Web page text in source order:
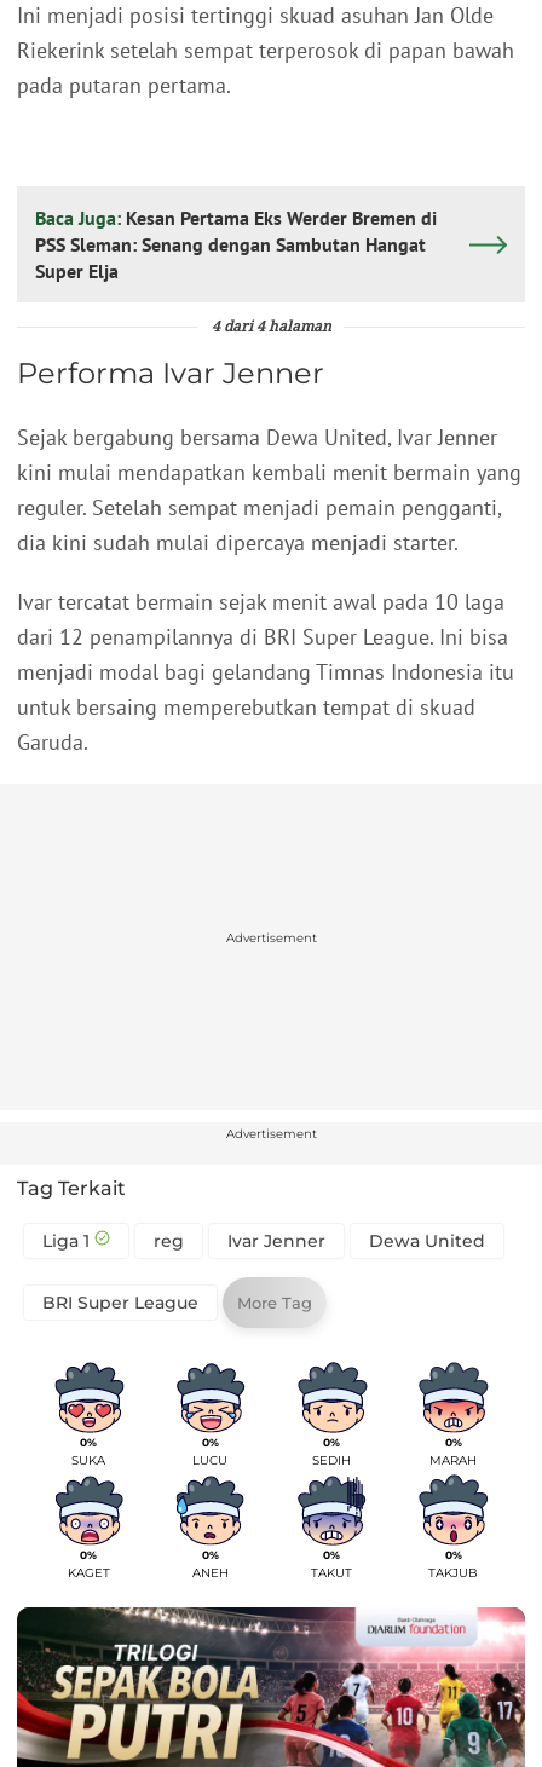
Ini menjadi posisi tertinggi skuad asuhan Jan Olde
Riekerink setelah sempat terperosok di papan bawah
pada putaran pertama.
Baca Juga: Kesan Pertama Eks Werder Bremen di
PSS Sleman: Senang dengan Sambutan Hangat
Super Elja
4 dari 4 halaman
Performa Ivar Jenner
Sejak bergabung bersama Dewa United, Ivar Jenner
kini mulai mendapatkan kembali menit bermain yang
reguler. Setelah sempat menjadi pemain pengganti,
dia kini sudah mulai dipercaya menjadi starter.
Ivar tercatat bermain sejak menit awal pada 10 laga
dari 12 penampilannya di BRI Super League. Ini bisa
menjadi modal bagi gelandang Timnas Indonesia itu
untuk bersaing memperebutkan tempat di skuad
Garuda.
Advertisement
Advertisement
Tag Terkait
Liga 1 reg Ivar Jenner Dewa United
BRI Super League More Tag
0%
SUKA
0%
LUCU
0%
SEDIH
0%
MARAH
0%
KAGET
0%
ANEH
0%
TAKUT
0%
TAKJUB